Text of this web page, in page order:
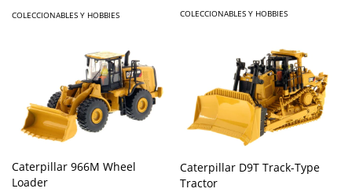
COLECCIONABLES Y HOBBIES COLECCIONABLES Y HOBBIES
Caterpillar 966M Wheel
Loader
Caterpillar D9T Track-Type
Tractor